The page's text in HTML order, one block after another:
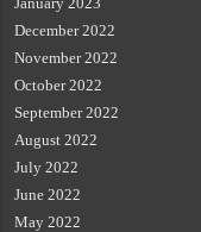
December 2022
November 2022
October 2022
September 2022
August 2022
July 2022
June 2022
May 2022